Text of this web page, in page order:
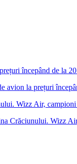
avion la prețuri
Crăciunului. Wizz